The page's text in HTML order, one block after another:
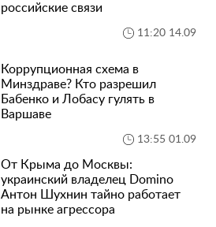
российские связи
11:20 14.09
Коррупционная схема в
Минздраве? Кто разрешил
Бабенко и Лобасу гулять в
Варшаве
13:55 01.09
От Крыма до Москвы:
украинский владелец Domino
Антон Шухнин тайно работает
на рынке агрессора